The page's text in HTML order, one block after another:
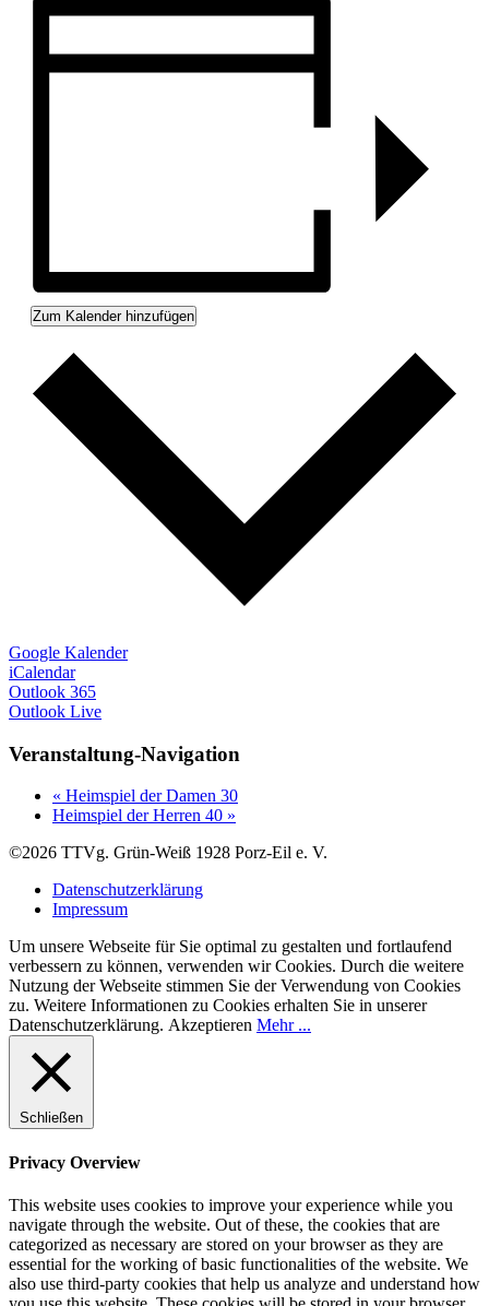
Zum Kalender hinzufügen
Google Kalender
iCalendar
Outlook 365
Outlook Live
Veranstaltung-Navigation
« Heimspiel der Damen 30
Heimspiel der Herren 40 »
©2026 TTVg. Grün-Weiß 1928 Porz-Eil e. V.
Datenschutzerklärung
Impressum
Um unsere Webseite für Sie optimal zu gestalten und fortlaufend
verbessern zu können, verwenden wir Cookies. Durch die weitere
Nutzung der Webseite stimmen Sie der Verwendung von Cookies
zu. Weitere Informationen zu Cookies erhalten Sie in unserer
Datenschutzerklärung. Akzeptieren Mehr ...
Schließen
Privacy Overview
This website uses cookies to improve your experience while you
navigate through the website. Out of these, the cookies that are
categorized as necessary are stored on your browser as they are
essential for the working of basic functionalities of the website. We
also use third-party cookies that help us analyze and understand how